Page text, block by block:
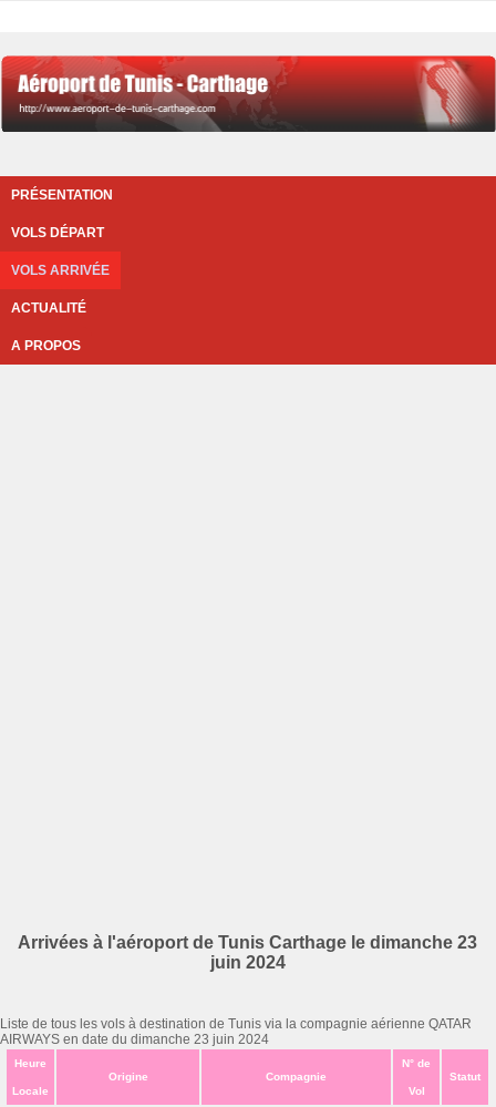
PRÉSENTATION
VOLS DÉPART
VOLS ARRIVÉE
ACTUALITÉ
A PROPOS
Arrivées à l'aéroport de Tunis Carthage le dimanche 23
juin 2024
Liste de tous les vols à destination de Tunis via la compagnie aérienne QATAR
AIRWAYS en date du dimanche 23 juin 2024
Heure
Locale
Origine Compagnie
N° de
Vol
Statut